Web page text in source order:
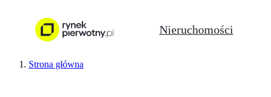
Nieruchomości
Strona główna